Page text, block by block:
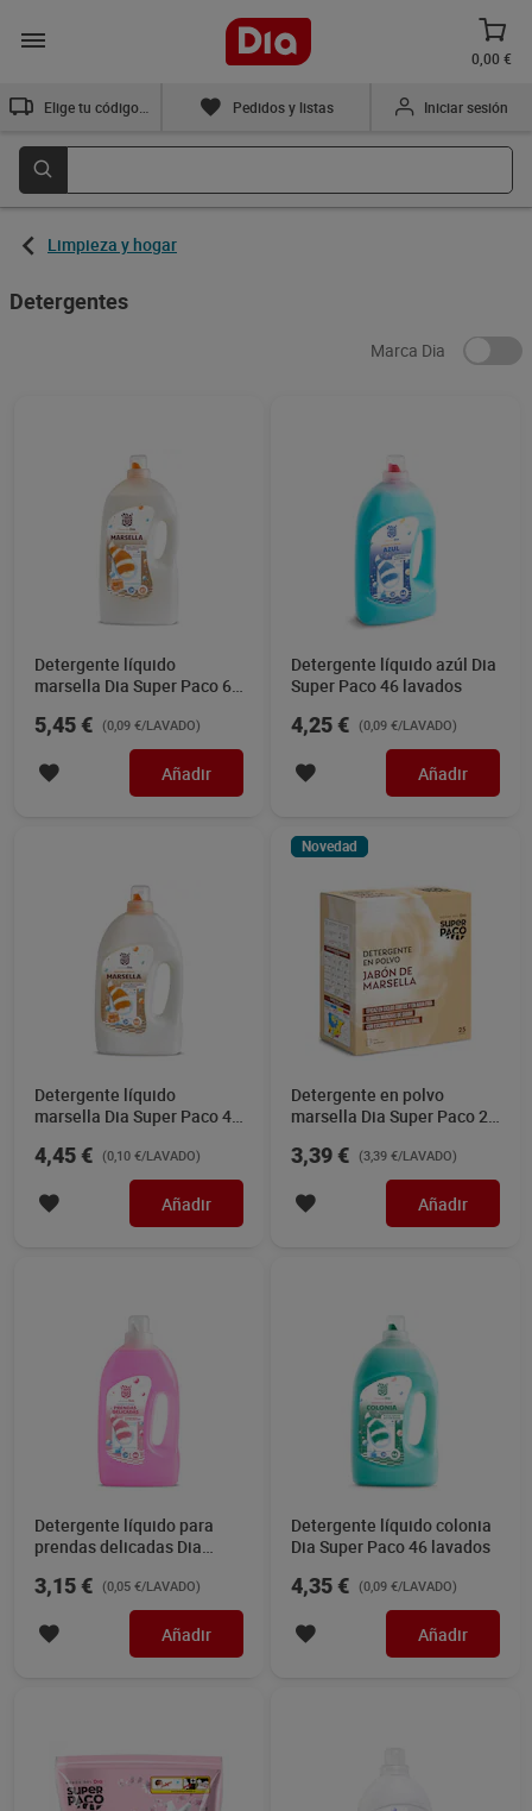
0,00 €
Pedidos y listas Iniciar sesión
Limpieza y hogar
Detergentes
Marca Dia
Detergente líquido
marsella Dia Super Paco 61
5,45 € (0,09 €/LAVADO)
Añadir
Detergente líquido azúl Dia
Super Paco 46 lavados
4,25 € (0,09 €/LAVADO)
Añadir
Detergente líquido
marsella Dia Super Paco 46
4,45 € (0,10 €/LAVADO)
Añadir
Novedad
Detergente en polvo
marsella Dia Super Paco 25
3,39 € (3,39 €/LAVADO)
Añadir
Detergente líquido para
prendas delicadas Dia
3,15 € (0,05 €/LAVADO)
Añadir
Detergente líquido colonia
Dia Super Paco 46 lavados
4,35 € (0,09 €/LAVADO)
Añadir